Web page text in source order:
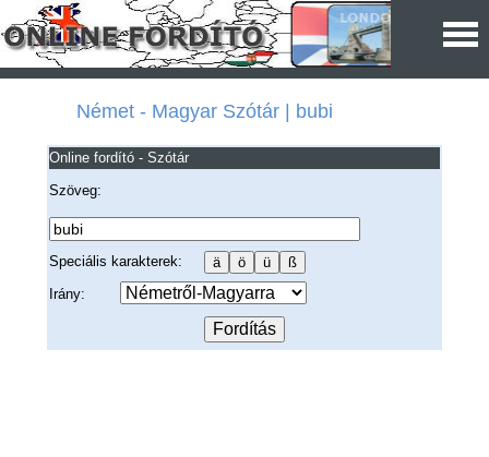
Német - Magyar Szótár | bubi
Online fordító - Szótár
Szöveg:
Speciális karakterek:
Irány: